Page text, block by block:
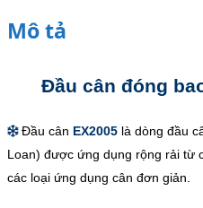
Mô tả
Đầu cân đóng
Đầu cân EX2005 là dòng đầu
Loan) được ứng dụng rộng rải từ
các loại ứng dụng cân đơn giản.